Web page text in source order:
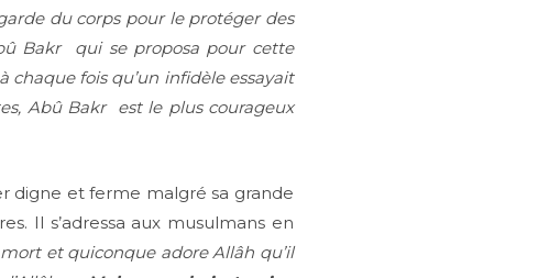
du corps pour le protéger des
Bakr qui se proposa pour cette
fois qu’un infidèle essayait
Abû Bakr est le plus courageux
digne et ferme malgré sa grande
Il s’adressa aux musulmans en
et quiconque adore Allâh qu’il